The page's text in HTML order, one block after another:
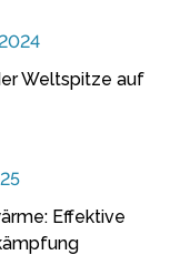
Weltspitze auf
Effektive